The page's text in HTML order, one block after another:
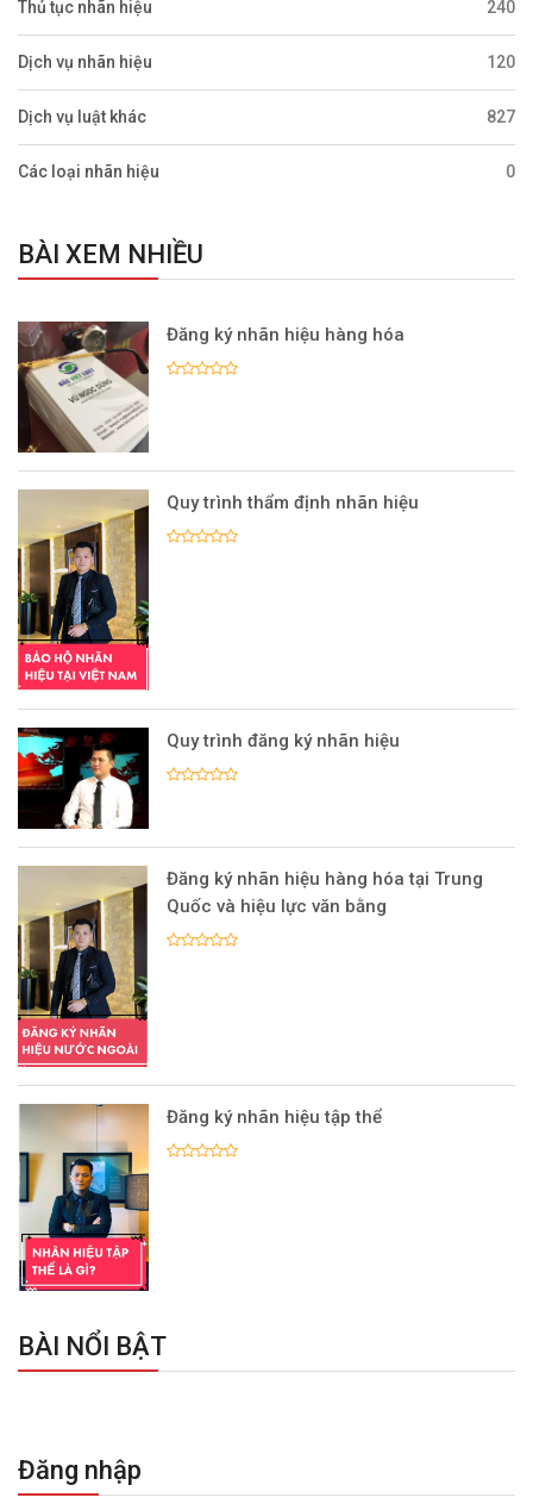
Thủ tục nhãn hiệu 240
Dịch vụ nhãn hiệu 120
Dịch vụ luật khác 827
Các loại nhãn hiệu 0
BÀI XEM NHIỀU
Đăng ký nhãn hiệu hàng hóa
Quy trình thẩm định nhãn hiệu
Quy trình đăng ký nhãn hiệu
Đăng ký nhãn hiệu hàng hóa tại Trung
Quốc và hiệu lực văn bằng
Đăng ký nhãn hiệu tập thể
BÀI NỔI BẬT
Đăng nhập